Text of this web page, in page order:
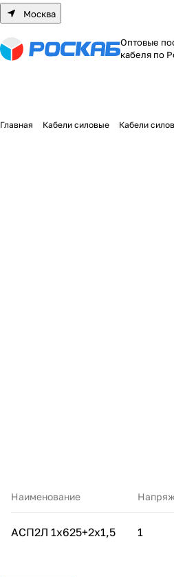
Москва
Оптовые по
кабеля по Р
Главная Кабели силовые Кабели
Наименование
АСП2Л 1х625+2х1,5 1